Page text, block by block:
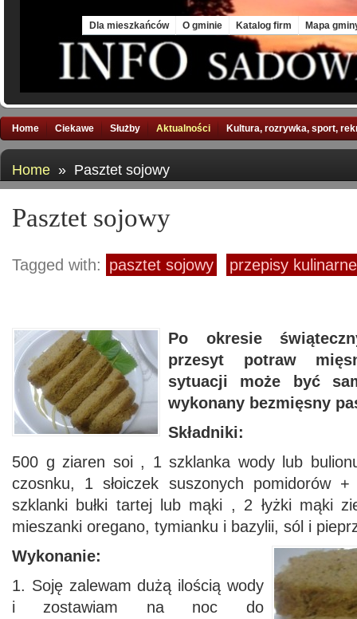
Dla mieszkańców O gminie Katalog firm Mapa
Home Ciekawe Służby Aktualności Kultura, rozrywka, sport,
Home » Pasztet sojowy
Pasztet sojowy
Tagged with: pasztet sojowy przepisy kulinarne
Po okresie
przesyt potraw
sytuacji może być
wykonany bezmięsny
Składniki:
500 g ziaren soi , 1 szklanka wody lub
czosnku, 1 słoiczek suszonych pomidorów
szklanki bułki tartej lub mąki , 2 łyżki mąki
mieszanki oregano, tymianku i bazylii, sól i
Wykonanie:
1. Soję zalewam dużą ilością wody
i zostawiam na noc do